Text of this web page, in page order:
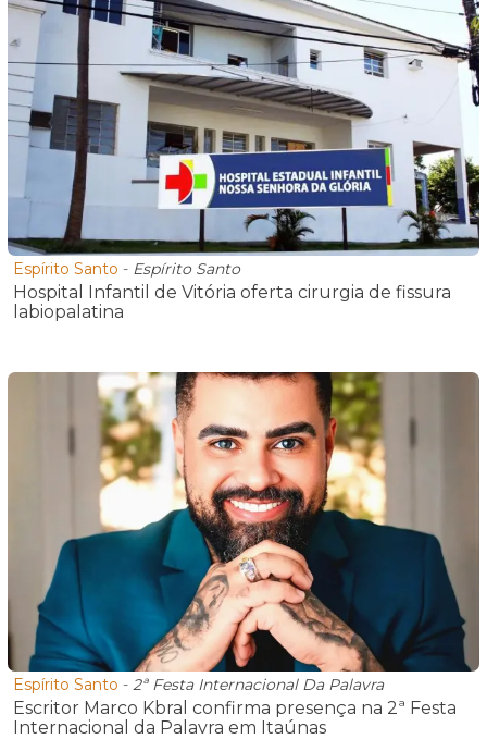
Espírito Santo - Espírito Santo
Hospital Infantil de Vitória oferta cirurgia de fissura
labiopalatina
Espírito Santo - 2ª Festa Internacional Da Palavra
Escritor Marco Kbral confirma presença na 2ª Festa
Internacional da Palavra em Itaúnas